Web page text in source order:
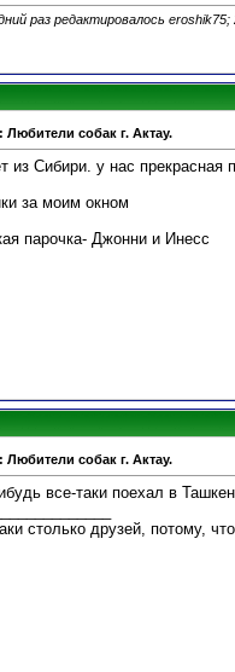
раз редактировалось eroshik75;
Любители собак г. Актау.
из Сибири. у нас прекрасная
за моим окном
парочка- Джонни и Инесс
Любители собак г. Актау.
все-таки поехал в
столько друзей, потому,